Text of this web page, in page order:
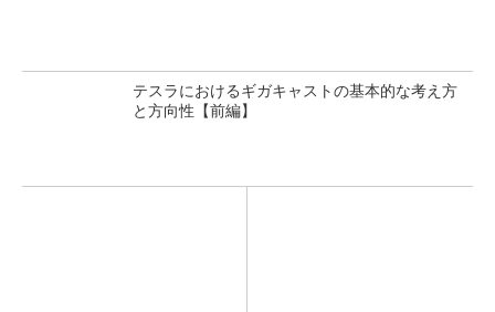
テスラにおけるギガキャストの基本的な考え方
と方向性【前編】